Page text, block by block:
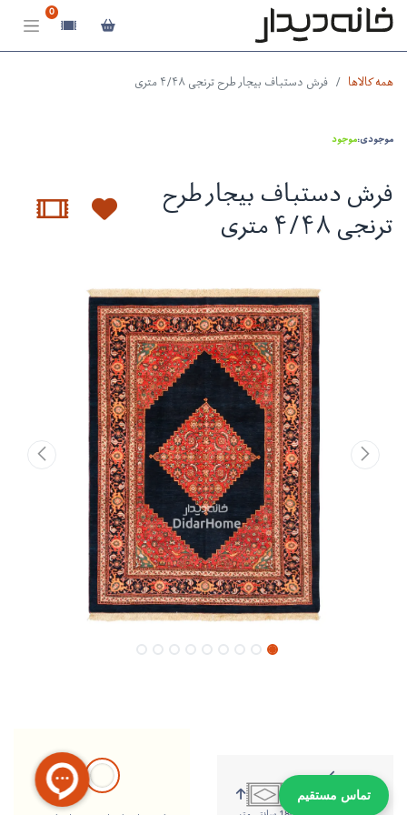
0
همه کالاها فرش دستباف بیجار طرح ترنجی ۴/۴۸ متری
موجودی:موجود
فرش دستباف بیجار طرح
ترنجی ۴/۴۸ متری
تماس مستقیم